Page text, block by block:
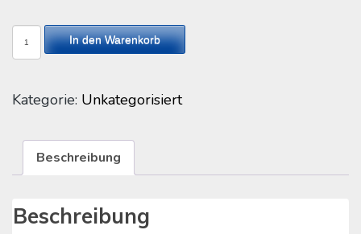
Wurst
In den Warenkorb
Kategorie: Unkategorisiert
Beschreibung
Beschreibung